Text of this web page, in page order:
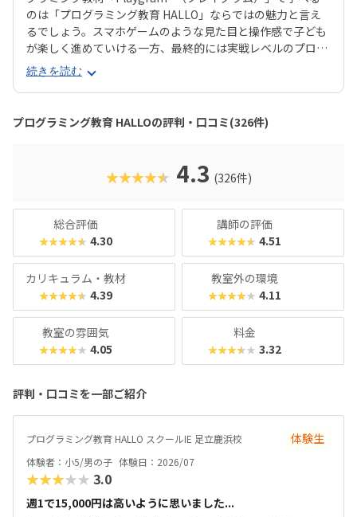
のは「プログラミング教育 HALLO」ならではの魅力と言え
るでしょう。スマホゲームのような見た目と操作感で子ども
が楽しく進めていける一方、最終的には実戦レベルのプログ
ラミングスキルが身につく「Playgram」には、まるでマイ
ンクラフト（マイクラ）のように3D空間をデザインできるモ
ードも。子どもの創造性と技術力、そのどちらも高めていけ
るスクールをお探しのご家庭にぴったりのスクールです。ま
た、運営元のやる気スイッチグループといえば、子どもの性
名。学習計画や講師とのマッチングに使われるそうで、「教
材はいいけど、先生との相性が……」なんてトラブルも極力
くの教室に足を運んでみてくださいね。
続きを読む
プログラミング教育 HALLOの評判・口コミ(326件)
★★★★★ 4.3 (326件)
総合評価
★★★★★ 4.30
講師の評価
★★★★★ 4.51
カリキュラム・教材
★★★★★ 4.39
教室外の環境
★★★★★ 4.11
教室の雰囲気
★★★★★ 4.05
料金
★★★★★ 3.32
評判・口コミを一部ご紹介
プログラミング教育 HALLO スクールIE 足立鹿浜校 体験生
体験者：小5/男の子 体験日：2026/07
★★★★★ 3.0
週1で15,000円は高いように思いました...